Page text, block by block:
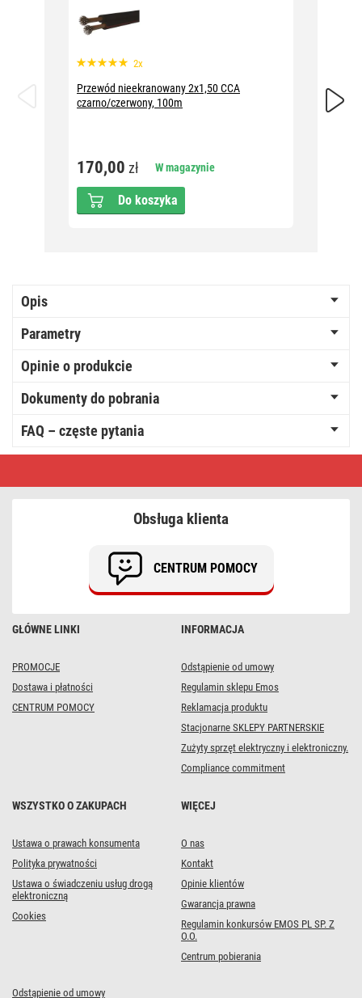
2x
Przewód nieekranowany 2x1,50 CCA
czarno/czerwony, 100m
170,00 zł W magazynie
Do koszyka
Opis
Parametry
Opinie o produkcie
Dokumenty do pobrania
FAQ – częste pytania
GŁÓWNE LINKI
PROMOCJE
Dostawa i płatności
CENTRUM POMOCY
INFORMACJA
Odstąpienie od umowy
Regulamin sklepu Emos
Reklamacja produktu
Stacjonarne SKLEPY PARTNERSKIE
Zużyty sprzęt elektryczny i elektroniczny.
Compliance commitment
WSZYSTKO O ZAKUPACH
Ustawa o prawach konsumenta
Polityka prywatności
Ustawa o świadczeniu usług drogą
elektroniczną
Cookies
WIĘCEJ
O nas
Kontakt
Opinie klientów
Gwarancja prawna
Regulamin konkursów EMOS PL SP. Z
O.O.
Centrum pobierania
Odstąpienie od umowy
Obsługa klienta
CENTRUM POMOCY